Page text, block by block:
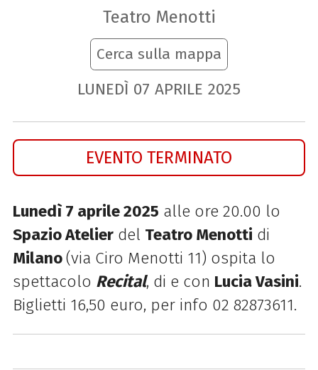
Teatro Menotti
Cerca sulla mappa
LUNEDÌ 07 APRILE 2025
EVENTO TERMINATO
Lunedì 7 aprile 2025 alle ore 20.00 lo
Spazio Atelierdel Teatro Menotti di
Milano(via Ciro Menotti 11) ospita lo
spettacolo Recital, di e con Lucia Vasini.
Biglietti 16,50 euro, per info 02 82873611.